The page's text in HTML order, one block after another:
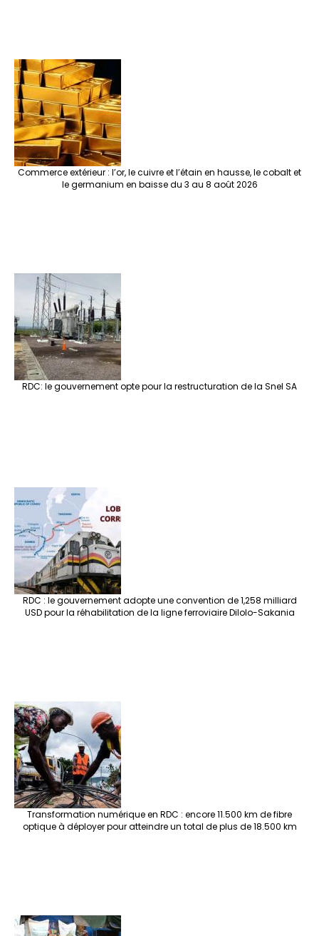
Commerce extérieur : l’or, le cuivre et l’étain en hausse, le cobalt et
le germanium en baisse du 3 au 8 août 2026
RDC: le gouvernement opte pour la restructuration de la Snel SA
RDC : le gouvernement adopte une convention de 1,258 milliard
USD pour la réhabilitation de la ligne ferroviaire Dilolo-Sakania
Transformation numérique en RDC : encore 11.500 km de fibre
optique à déployer pour atteindre un total de plus de 18.500 km